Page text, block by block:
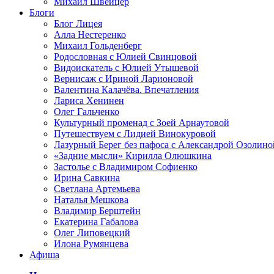
Блоги
Блог Лицея
Алла Нестеренко
Михаил Гольденберг
Родословная с Юлией Свинцовой
Видоискатель с Юлией Утышевой
Вернисаж с Ириной Ларионовой
Валентина Калачёва. Впечатления
Лариса Хенинен
Олег Гальченко
Культурный променад с Зоей Арнаутовой
Путешествуем с Лидией Винокуровой
Лазурный Берег без пафоса с Александрой
«Задние мысли» Кирилла Олюшкина
Застолье с Владимиром Софиенко
Ирина Савкина
Светлана Артемьева
Наталья Мешкова
Владимир Берштейн
Екатерина Габалова
Олег Липовецкий
Илона Румянцева
Афиша